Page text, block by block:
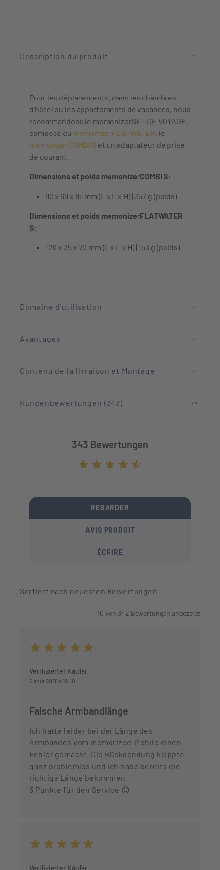
Description du produit
Pour les déplacements, dans les chambres
d'hôtel ou les appartements de vacances, nous
recommandons le memonizerSET DE VOYAGE,
composé du memonizerFLATWATER, le
memonizerCOMBI S et un adaptateur de prise
de courant.
Dimensions et poids memonizerCOMBI S:
90 x 69 x 85 mm (L x L x H) | 357 g (poids)
Dimensions et poids memonizerFLATWATER
S:
120 x 35 x 70 mm (L x L x H) | 153 g (poids)
Domaine d'utilisation
Avantages
Contenu de la livraison et Montage
Kundenbewertungen (343)
343 Bewertungen
REGARDER
AVIS PRODUIT
ÉCRIRE
Sortiert nach neuesten Bewertungen
10 von 342 Bewertungen angezeigt
Verifizierter Käufer
6 août 2026 à 19:10
Falsche Armbandlänge
Ich hatte leider bei der Länge des
Armbandes vom memorized-Mobile einen
Fehler gemacht. Die Rücksendung klappte
ganz problemlos und ich habe bereits die
richtige Länge bekommen.
5 Punkte für den Service 😊
Verifizierter Käufer